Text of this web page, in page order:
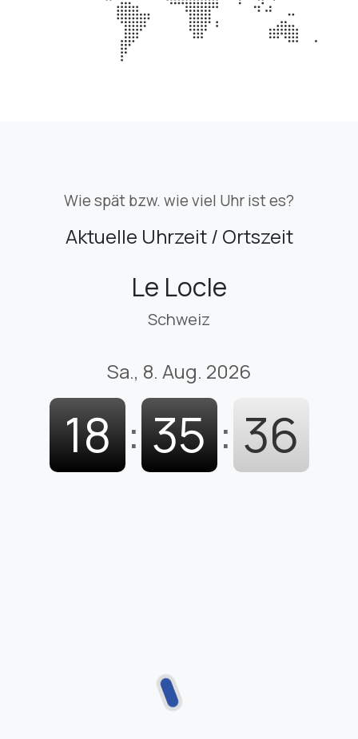
Wie spät bzw. wie viel Uhr ist es?
Aktuelle Uhrzeit / Ortszeit
Le Locle
Schweiz
Sa., 8. Aug. 2026
18 : 35 : 37